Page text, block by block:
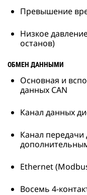
Превышение
Низкое
останов)
ОБМЕН ДАННЫМИ
Основная и
данных CAN
Канал данных
Канал
Ethernet
Восемь 4-